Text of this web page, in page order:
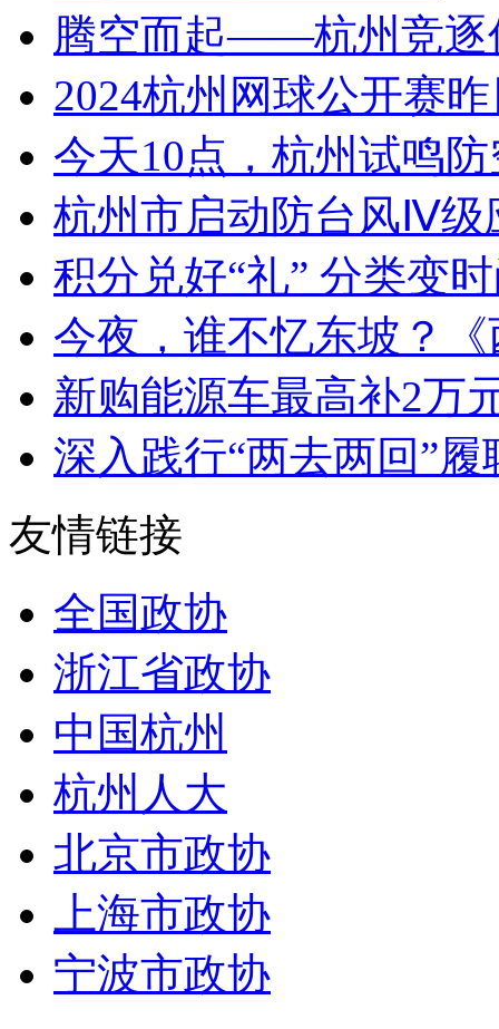
腾空而起——杭州竞逐
2024杭州网球公开赛
今天10点，杭州试鸣
杭州市启动防台风Ⅳ级
积分兑好“礼” 分类变
今夜，谁不忆东坡？
新购能源车最高补2万
深入践行“两去两回”
友情链接
全国政协
浙江省政协
中国杭州
杭州人大
北京市政协
上海市政协
宁波市政协